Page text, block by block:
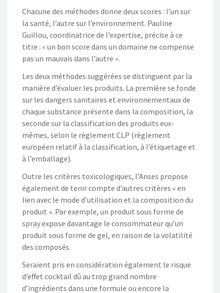
Chacune des méthodes donne deux scores : l’un sur
la santé, l’autre sur l’environnement. Pauline
Guillou, coordinatrice de l’expertise, précise à ce
titre : « un bon score dans un domaine ne compense
pas un mauvais dans l’autre ».
Les deux méthodes suggérées se distinguent par la
manière d’évaluer les produits. La première se fonde
sur les dangers sanitaires et environnementaux de
chaque substance présente dans la composition, la
seconde sur la classification des produits eux-
mêmes, selon le règlement CLP (règlement
européen relatif à la classification, à l’étiquetage et
à l’emballage).
Outre les critères toxicologiques, l’Anses propose
également de tenir compte d’autres critères « en
lien avec le mode d’utilisation et la composition du
produit ». Par exemple, un produit sous forme de
spray expose davantage le consommateur qu’un
produit sous forme de gel, en raison de la volatilité
des composés.
Seraient pris en considération également le risque
d’effet cocktail dû au trop grand nombre
d’ingrédients dans une formule ou encore la